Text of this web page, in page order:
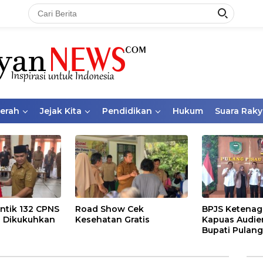
Jejak Kita Pendidikan Hukum Suara
132 CPNS
Dikukuhkan
Road Show Cek
Kesehatan Gratis
BPJS
Kapuas
Bupati